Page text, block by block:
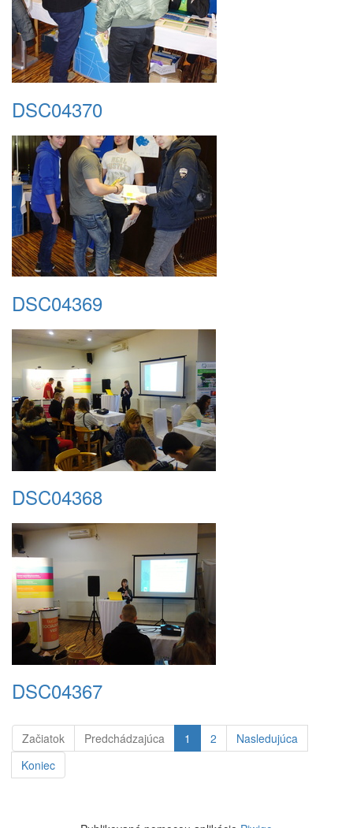
DSC04370
DSC04369
DSC04368
DSC04367
Začiatok Predchádzajúca 1 2
Nasledujúca
Koniec